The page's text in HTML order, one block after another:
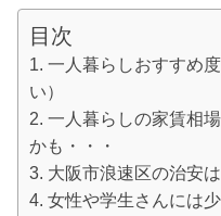
目次
一人暮らしおすす
い）
一人暮らしの家賃相
かも・・・
大阪市浪速区の治安
女性や学生さんには